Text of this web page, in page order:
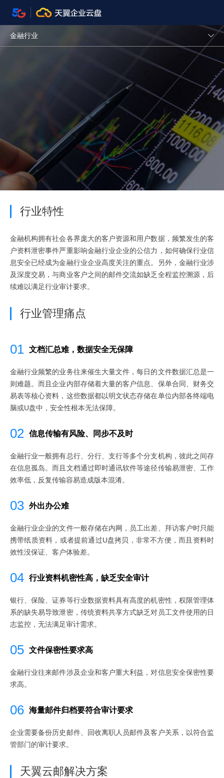
金融行业
行业特性
金融机构拥有社会各界庞大的客户资源和用户数据，频繁发生的客
户资料泄密事件严重影响金融行业企业的公信力，如何确保行业信
息安全已经成为金融行业企业高度关注的重点。另外，金融行业涉
及深度交易，与商业客户之间的邮件交流如缺乏全程监控溯源，后
续难以满足行业审计要求。
行业管理痛点
01 文档汇总难，数据安全无保障
金融行业频繁的业务往来催生大量文件，每日的文件数据汇总是一
则难题。而且企业内部存储着大量的客户信息、保单合同、财务交
易表等核心资料，这些数据都以明文状态存储在单位内部各终端电
脑或U盘中，安全性根本无法保障。
02 信息传输有风险、同步不及时
金融行业一般拥有总行、分行、支行等多个分支机构，彼此之间存
在信息孤岛。而且文档通过即时通讯软件等途径传输易泄密、工作
效率低，反复传输容易造成版本混淆。
03 外出办公难
金融行业企业的文件一般存储在内网，员工出差、拜访客户时只能
携带纸质资料，或者提前通过U盘拷贝，非常不方便，而且资料时
效性没保证、客户体验差。
04 行业资料机密性高，缺乏安全审计
银行、保险、证券等行业数据资料具有高度的机密性，权限管理体
系的缺失易导致泄密，传统资料共享方式缺乏对员工文件使用的日
志监控，无法满足审计需求。
05 文件保密性要求高
金融行业往来邮件涉及企业和客户重大利益，对信息安全保密性要
求高。
06 海量邮件归档要符合审计要求
企业需要备份历史邮件、回收离职人员邮件及客户关系，以符合监
管部门的审计要求。
天翼云邮解决方案